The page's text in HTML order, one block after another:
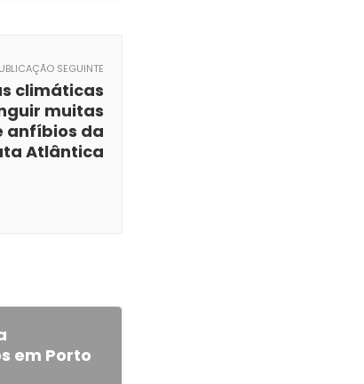
SEGUINTE
climáticas
muitas
anfíbios da
Atlântica
em Porto